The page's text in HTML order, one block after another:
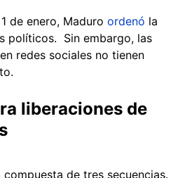
de enero, Maduro ordenó la
políticos. Sin embargo, las
redes sociales no tienen
liberaciones de
de tres secuencias.